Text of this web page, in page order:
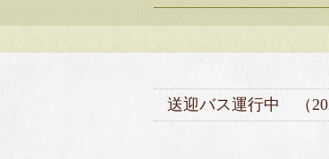
送迎バス運行中 （